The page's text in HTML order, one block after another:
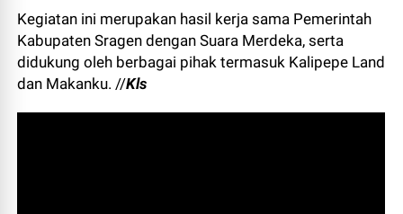
Kegiatan ini merupakan hasil kerja sama Pemerintah
Kabupaten Sragen dengan Suara Merdeka, serta
didukung oleh berbagai pihak termasuk Kalipepe Land
dan Makanku. //Kls